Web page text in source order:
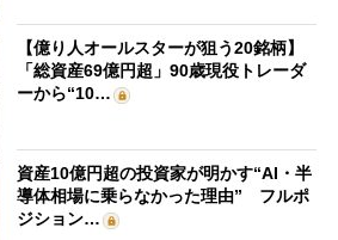
【億り人オールスターが狙う20銘柄】
「総資産69億円超」90歳現役トレーダ
ーから“10…
資産10億円超の投資家が明かす“AI・半
導体相場に乗らなかった理由” フルポ
ジション…